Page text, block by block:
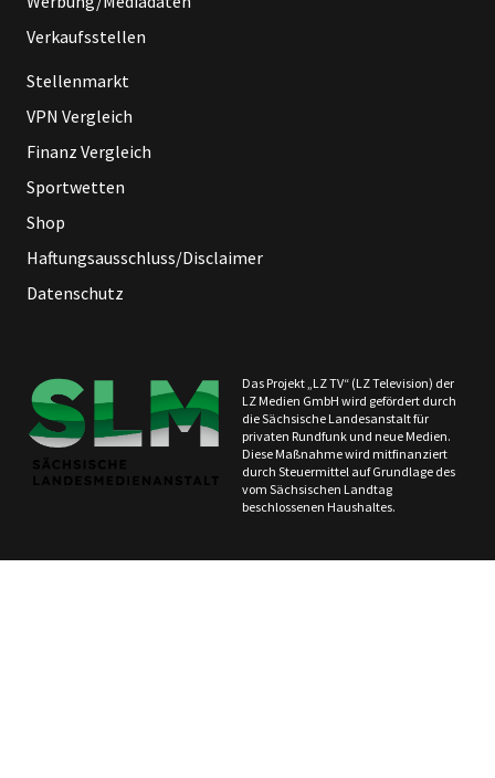
Verkaufsstellen
Stellenmarkt
VPN Vergleich
Finanz Vergleich
Sportwetten
Shop
Haftungsausschluss/Disclaimer
Datenschutz
Das Projekt „LZ TV“ (LZ Television) der
LZ Medien GmbH wird gefördert durch
die Sächsische Landesanstalt für
privaten Rundfunk und neue Medien.
Diese Maßnahme wird mitfinanziert
durch Steuermittel auf Grundlage des
vom Sächsischen Landtag
beschlossenen Haushaltes.